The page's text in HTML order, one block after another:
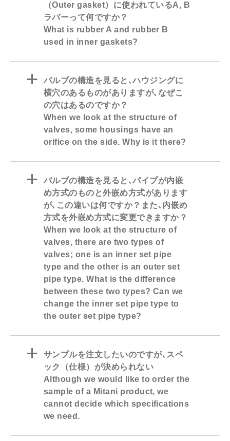
（Outer gasket）に使われているA, B
ラバーって何ですか？
What is rubber A and rubber B
used in inner gaskets?
a
バルブの構造を見ると､ハウジングに
横穴のあるものがありますが､なぜこ
の穴はあるのですか？
When we look at the structure of
valves, some housings have an
orifice on the side. Why is it there?
a
バルブの構造を見ると､パイプが内嵌
め方式のものと外嵌め方式があります
が､この違いは何ですか？また､内嵌め
方式を外嵌め方式に変更できますか？
When we look at the structure of
valves, there are two types of
valves; one is an inner set pipe
type and the other is an outer set
pipe type. What is the difference
between these two types? Can we
change the inner set pipe type to
the outer set pipe type?
a
サンプルを注文したいのですが､スペ
ック（仕様）が決められない
Although we would like to order the
sample of a Mitani product, we
cannot decide which specifications
we need.